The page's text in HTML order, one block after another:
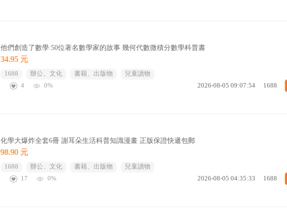
他們創造了數學:50位著名數學家的故事 幾何代數微積分數學科普書
34.95 元
1688 辦公、文化 書籍、出版物
兒童讀物
4
0% 2026-08-05 09:07:54 1688
化學大爆炸全套6冊 謝耳朵生活科普知識漫畫 正版保證快遞包郵
98.90 元
1688 辦公、文化 書籍、出版物
兒童讀物
17
0% 2026-08-05 04:35:33 1688